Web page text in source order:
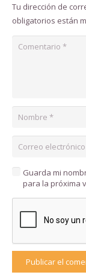
Tu dirección de
obligatorios están
Guarda mi
para la próxima
Publicar el